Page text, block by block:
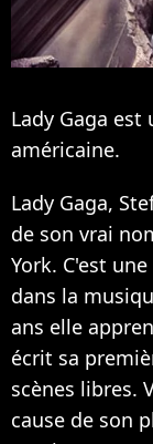
Lady Gaga
américaine.
Lady Gaga,
de son vrai
York. C'est
dans la
ans elle
écrit sa
scènes libres.
cause de son